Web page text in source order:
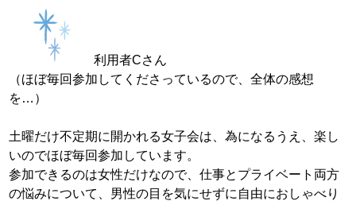
利用者Cさん
（ほぼ毎回参加してくださっているので、全体の感想
を…）
土曜だけ不定期に開かれる女子会は、為になるうえ、楽し
いのでほぼ毎回参加しています。
参加できるのは女性だけなので、仕事とプライベート両方
の悩みについて、男性の目を気にせずに自由におしゃべり